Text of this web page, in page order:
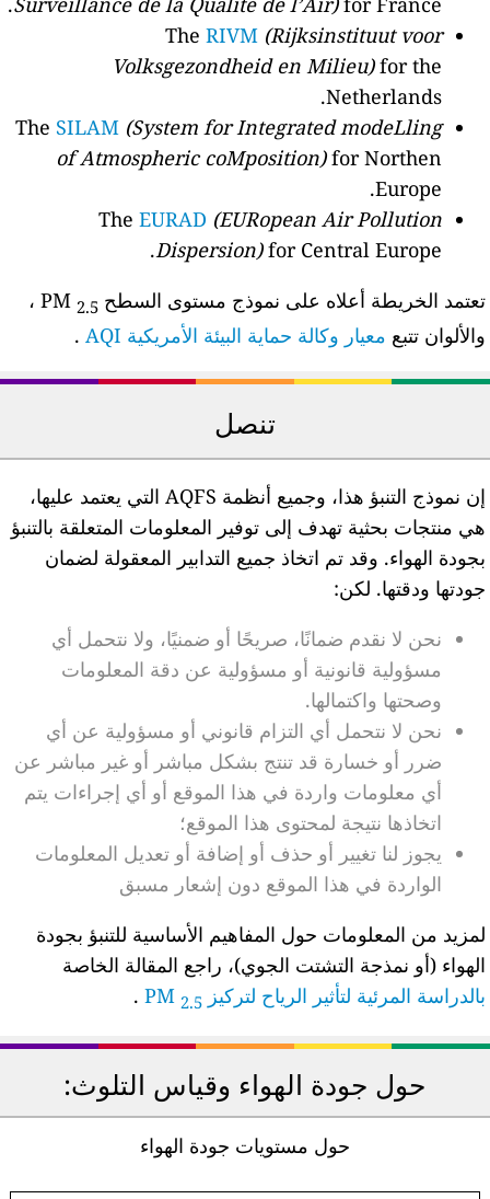
TheRIVM (Rijksinstituut voor
Volksgezondheid en Milieu)for the
Netherlands.
TheSILAM (System for Integrated modeLling
of Atmospheric coMposition)for Northen
Europe.
TheEURAD (EURopean Air Pollution
Dispersion)for Central Europe.
تعتمد الخريطة أعلاه على نموذج مستوى السطح PM 2.5
،
والألوان تتبع معيار وكالة حماية البيئة الأمريكية AQI .
تنصل
إن نموذج التنبؤ هذا، وجميع أنظمة AQFS التي يعتمد عليها،
هي منتجات بحثية تهدف إلى توفير المعلومات المتعلقة بالتنبؤ
بجودة الهواء. وقد تم اتخاذ جميع التدابير المعقولة لضمان
جودتها ودقتها. لكن:
نحن لا نقدم ضمانًا، صريحًا أو ضمنيًا، ولا نتحمل أي
مسؤولية قانونية أو مسؤولية عن دقة المعلومات
وصحتها واكتمالها.
نحن لا نتحمل أي التزام قانوني أو مسؤولية عن أي
ضرر أو خسارة قد تنتج بشكل مباشر أو غير مباشر عن
أي معلومات واردة في هذا الموقع أو أي إجراءات يتم
اتخاذها نتيجة لمحتوى هذا الموقع؛
يجوز لنا تغيير أو حذف أو إضافة أو تعديل المعلومات
الواردة في هذا الموقع دون إشعار مسبق
لمزيد من المعلومات حول المفاهيم الأساسية للتنبؤ بجودة
الهواء (أو نمذجة التشتت الجوي)، راجع المقالة الخاصة
بالدراسة المرئية لتأثير الرياح لتركيز PM 2.5
.
حول جودة الهواء وقياس التلوث:
حول مستويات جودة الهواء